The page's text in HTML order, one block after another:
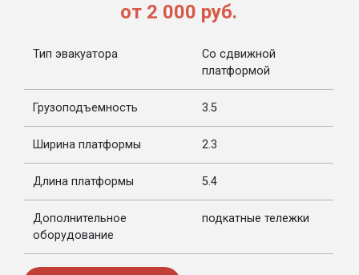
от 2 000 руб.
Тип эвакуатора
Со сдвижной
платформой
Грузоподъемность 3.5
Ширина платформы 2.3
Длина платформы 5.4
Дополнительное
оборудование
подкатные тележки